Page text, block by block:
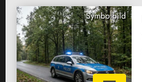
Symbolbild